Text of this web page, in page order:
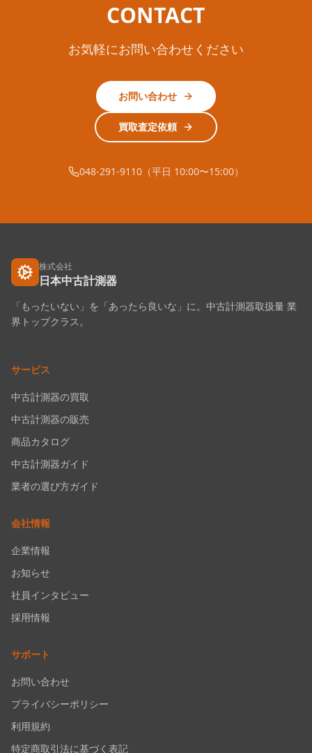
CONTACT
お気軽にお問い合わせください
お問い合わせ
買取査定依頼
048-291-9110（平日 10:00〜15:00）
株式会社
日本中古計測器
「もったいない」を「あったら良いな」に。中古計測器取扱量 業
界トップクラス。
サービス
中古計測器の買取
中古計測器の販売
商品カタログ
中古計測器ガイド
業者の選び方ガイド
会社情報
企業情報
お知らせ
社員インタビュー
採用情報
サポート
お問い合わせ
プライバシーポリシー
利用規約
特定商取引法に基づく表記